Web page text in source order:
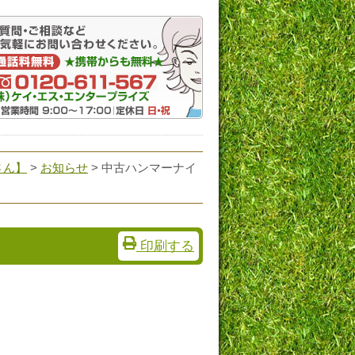
】 > お知らせ > 中古ハンマーナイ
印刷する